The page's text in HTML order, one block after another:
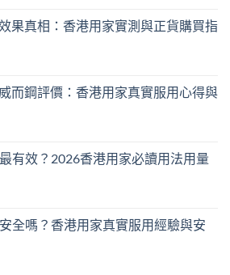
果真相：香港用家實測與正貨購買指
而鋼評價：香港用家真實服用心得與
有效？2026香港用家必讀用法用量
全嗎？香港用家真實服用經驗與安